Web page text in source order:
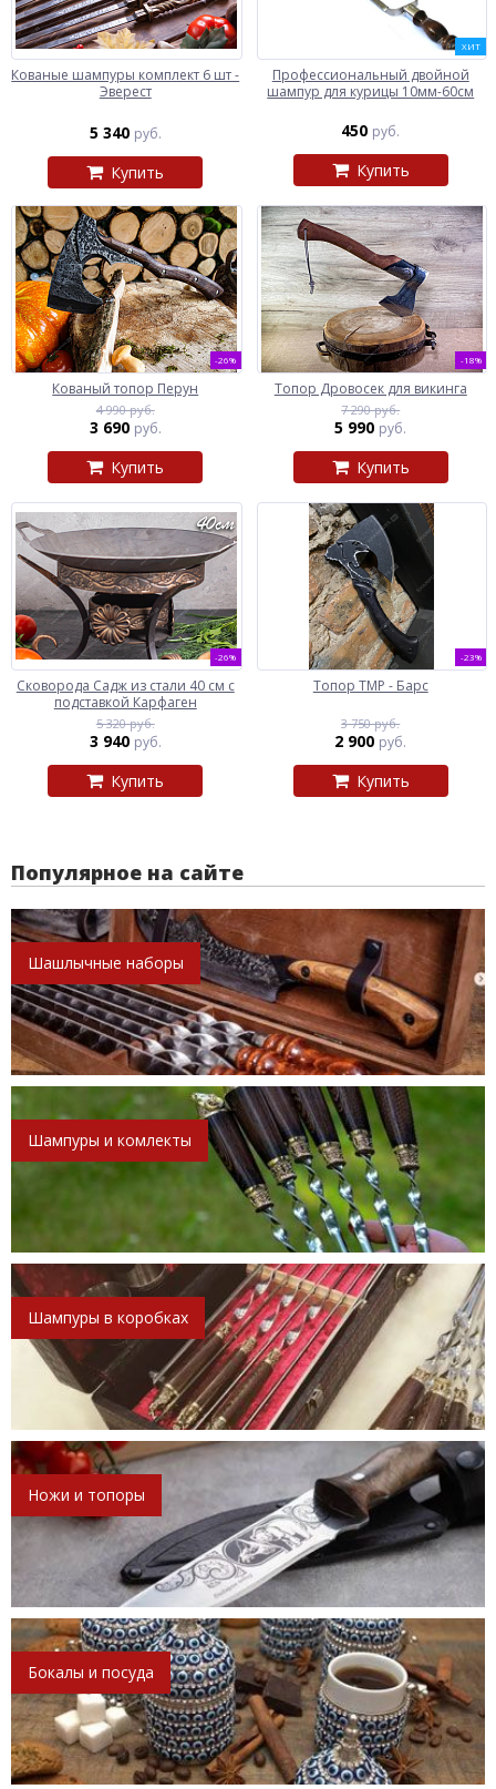
Кованые шампуры комплект 6 шт -
Эверест
5 340 руб.
Купить
ХИТ
Профессиональный двойной
шампур для курицы 10мм-60см
450 руб.
Купить
-26%
Кованый топор Перун
4 990 руб.
3 690 руб.
Купить
-18%
Топор Дровосек для викинга
7 290 руб.
5 990 руб.
Купить
-26%
Сковорода Садж из стали 40 см с
подставкой Карфаген
5 320 руб.
3 940 руб.
Купить
-23%
Топор ТМР - Барс
3 750 руб.
2 900 руб.
Купить
Популярное на сайте
Шашлычные наборы
Шампуры и комлекты
Шампуры в коробках
Ножи и топоры
Бокалы и посуда